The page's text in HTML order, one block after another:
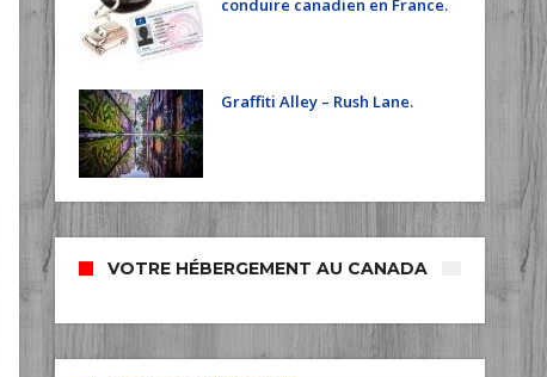
conduire canadien en France.
Graffiti Alley – Rush Lane.
VOTRE HÉBERGEMENT AU CANADA